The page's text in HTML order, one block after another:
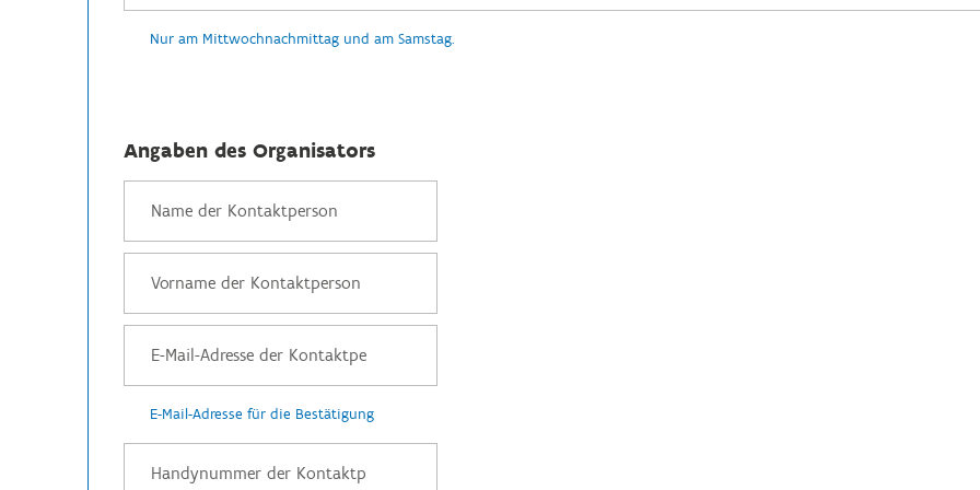
Nur am Mittwochnachmittag und am Samstag.
Angaben des Organisators
E-Mail-Adresse für die Bestätigung